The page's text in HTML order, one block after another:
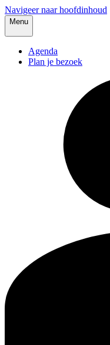
Navigeer naar hoofdinhoud
Menu
Agenda
Plan je bezoek